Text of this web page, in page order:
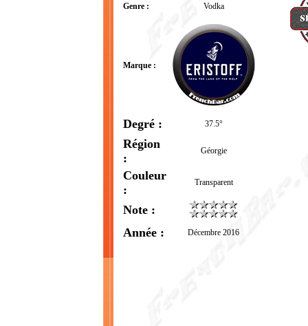
Genre : Vodka
Marque :
Degré : 37.5°
Région
:
Géorgie
Couleur
:
Transparent
Note :
Année :
Décembre 2016